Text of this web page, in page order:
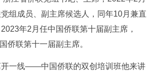
组成员、副主席候选人，同年10月兼直
年2月任中国侨联第十届副主席，
侨联第十一届副主席。
开一线——中国侨联的双创培训班他来讲